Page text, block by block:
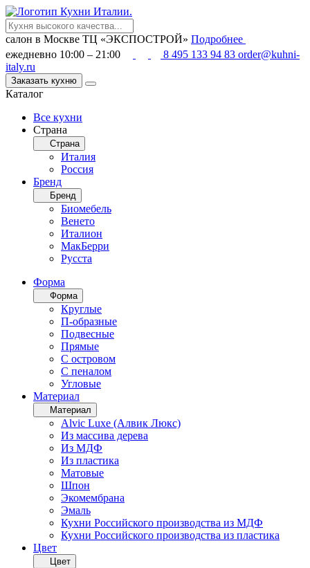
салон в Москве ТЦ «ЭКСПОСТРОЙ» Подробнее
ежедневно 10:00 – 21:00
8 495 133 94 83 order@kuhni-
italy.ru
Заказать кухню
Каталог
Все кухни
Страна
Страна
Италия
Россия
Бренд
Бренд
Биомебель
Венето
Италион
МакБерри
Русста
Форма
Форма
Круглые
П-образные
Подвесные
Прямые
С островом
С пеналом
Угловые
Материал
Материал
Alvic Luxe (Алвик Люкс)
Из массива дерева
Из МДФ
Из пластика
Матовые
Шпон
Экомембрана
Эмаль
Кухни Российского производства из МДФ
Кухни Российского производства из пластика
Цвет
Цвет